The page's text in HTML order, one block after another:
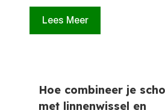
Lees Meer
Hoe combineer je
met linnenwissel en